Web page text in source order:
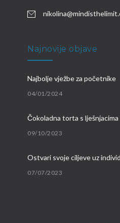
Najnovije objave
Najbolje vježbe za početnike
04/01/2024
Čokoladna torta s lješnjacima
09/10/2023
Ostvari svoje ciljeve uz
07/07/2023